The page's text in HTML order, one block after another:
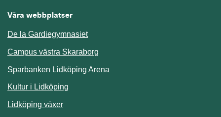
Våra webbplatser
De la Gardiegymnasiet
Campus västra Skaraborg
Sparbanken Lidköping Arena
Kultur i Lidköping
Lidköping växer